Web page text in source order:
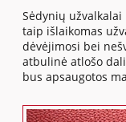
Sėdynių
taip išlaikomas
dėvėjimosi bei
atbulinė atlošo
bus apsaugotos